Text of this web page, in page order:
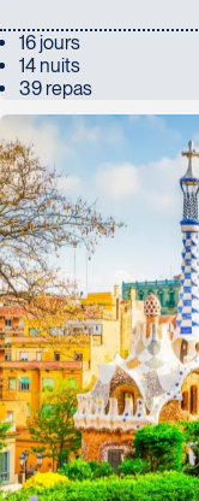
16 jours
14 nuits
39 repas